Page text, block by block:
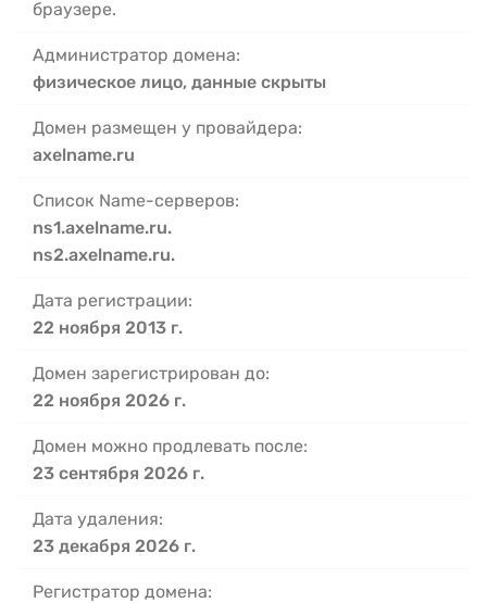
браузере.
Администратор домена:
физическое лицо, данные скрыты
Домен размещен у провайдера:
axelname.ru
Список Name-серверов:
ns1.axelname.ru.
ns2.axelname.ru.
Дата регистрации:
22 ноября 2013 г.
Домен зарегистрирован до:
22 ноября 2026 г.
Домен можно продлевать после:
23 сентября 2026 г.
Дата удаления:
23 декабря 2026 г.
Регистратор домена: